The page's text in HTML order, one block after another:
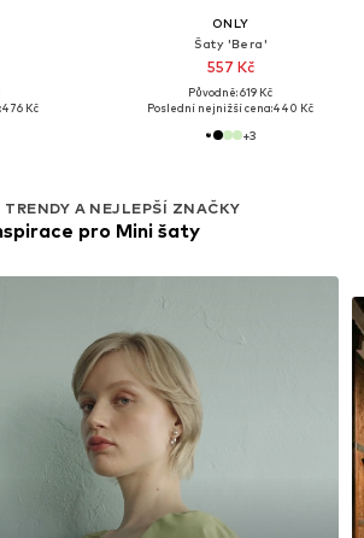
476 Kč
TRENDY A NEJLEPŠÍ ZNAČKY
pro Mini šaty
ONLY
Šaty 'Bera'
557 Kč
Původně: 619 Kč
Poslední nejnižší cena:440 Kč
+3